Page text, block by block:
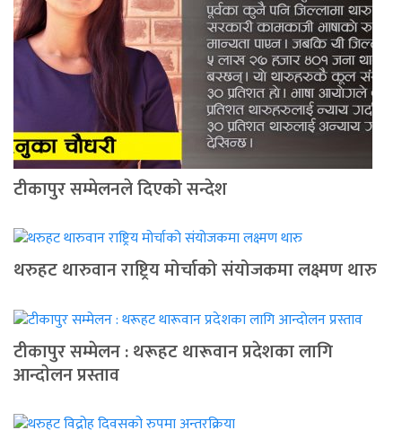
टीकापुर सम्मेलनले दिएको सन्देश
थरुहट थारुवान राष्ट्रिय मोर्चाको संयोजकमा लक्ष्मण थारु
टीकापुर सम्मेलन : थरूहट थारूवान प्रदेशका लागि
आन्दाेलन प्रस्ताव